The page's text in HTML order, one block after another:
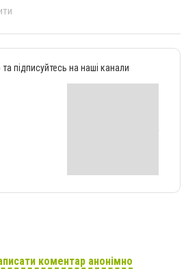
підписуйтесь на наші канали
коментар анонімно